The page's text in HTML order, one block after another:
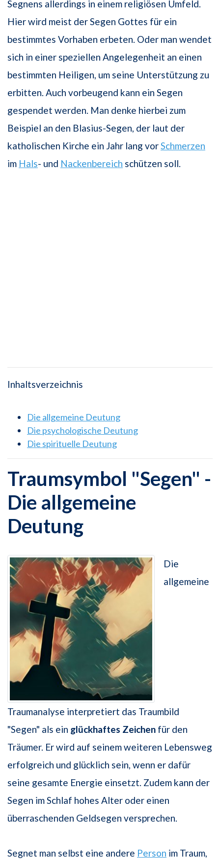
Segnens allerdings in einem religiösen Umfeld.
Hier wird meist der Segen Gottes für ein
bestimmtes Vorhaben erbeten. Oder man wendet
sich in einer speziellen Angelegenheit an einen
bestimmten Heiligen, um seine Unterstützung zu
erbitten. Auch vorbeugend kann ein Segen
gespendet werden. Man denke hierbei zum
Beispiel an den Blasius-Segen, der laut der
katholischen Kirche ein Jahr lang vorSchmerzen
im Hals- und Nackenbereich schützen soll.
Inhaltsverzeichnis
Die allgemeine Deutung
Die psychologische Deutung
Die spirituelle Deutung
Traumsymbol "Segen" -
Die allgemeine
Deutung
Die
allgemeine
Traumanalyse interpretiert das Traumbild
"Segen" als ein glückhaftes Zeichen für den
Träumer. Er wird auf seinem weiteren Lebensweg
erfolgreich und glücklich sein, wenn er dafür
seine gesamte Energie einsetzt. Zudem kann der
Segen im Schlaf hohes Alter oder einen
überraschenden Geldsegen versprechen.
Segnet man selbst eine andere Person im Traum,